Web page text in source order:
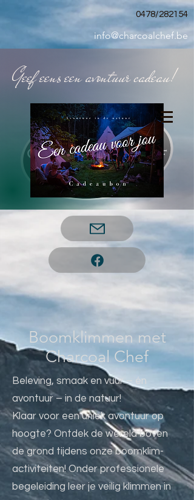
0478/282154
info@charcoalchef.be
Geef eens een avontuur cadeau!
Boomklimmen met
Charcoal Chef
Beleving, smaak en vuur – én
avontuur – in de natuur!
Klaar voor een uniek avontuur op
hoogte? Ontdek de wereld boven
de grond tijdens onze boomklim-
activiteiten! Onder professionele
begeleiding leer je veilig klimmen in